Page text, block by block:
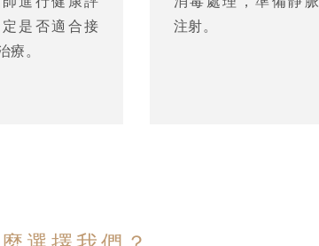
是否適合接
療。
注射。